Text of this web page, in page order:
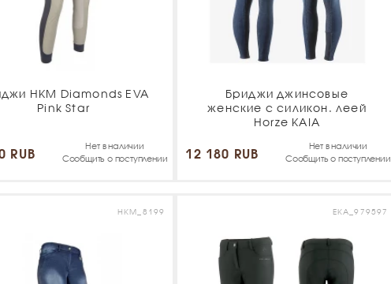
HKM Diamonds EVA
Pink Star
RUB
Нет в наличии
Сообщить о поступлении
Бриджи джинсовые
женские с силикон. леей
Horze KAIA
12 180 RUB
Нет в наличии
Сообщить о поступлении
HKM_8199 EKA_979597